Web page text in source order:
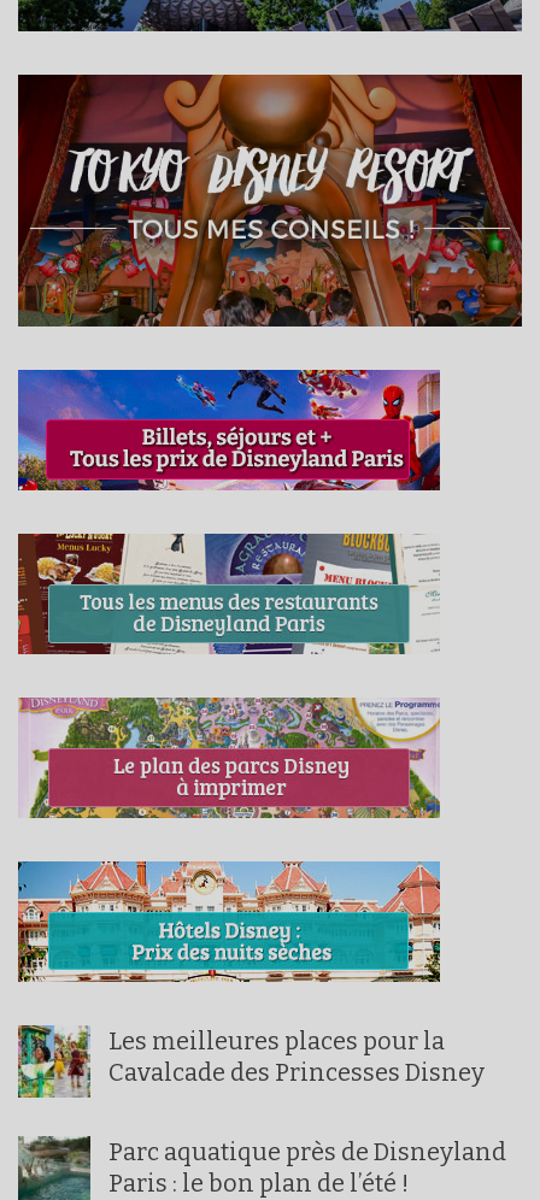
Les meilleures places pour la
Cavalcade des Princesses Disney
Parc aquatique près de Disneyland
Paris : le bon plan de l’été !